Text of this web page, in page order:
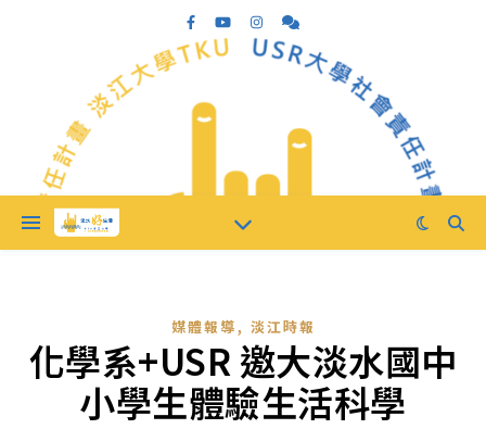
媒體報導, 淡江時報
化學系+USR 邀大淡水國中
小學生體驗生活科學